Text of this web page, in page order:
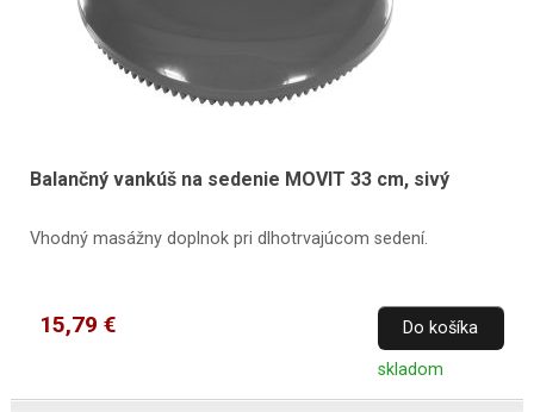
Balančný vankúš na sedenie MOVIT 33 cm, sivý
Vhodný masážny doplnok pri dlhotrvajúcom sedení.
15,79 € Do košíka
skladom